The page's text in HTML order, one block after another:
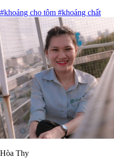
#khoáng cho tôm #khoáng chất
Hòa Thy